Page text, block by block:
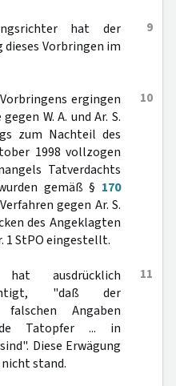
9
hat der
Vorbringen im
10
ergingen
W. A. und Ar. S.
zum Nachteil des
1998 vollzogen
Tatverdachts
gemäß § 170
gegen Ar. S.
des Angeklagten
1 StPO eingestellt.
11
ausdrücklich
"daß der
Angaben
Tatopfer ... in
Diese Erwägung
stand.